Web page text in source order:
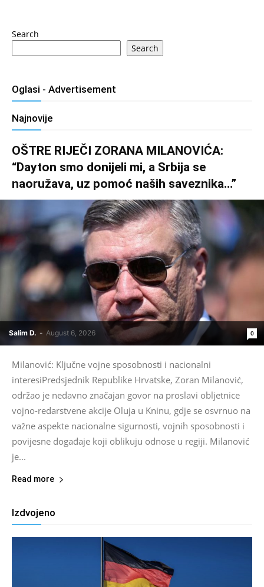
Search
Search
Oglasi - Advertisement
Najnovije
OŠTRE RIJEČI ZORANA MILANOVIĆA:
“Dayton smo donijeli mi, a Srbija se
naoružava, uz pomoć naših saveznika…”
Salim D. - August 6, 2026 0
Milanović: Ključne vojne sposobnosti i nacionalni
interesiPredsjednik Republike Hrvatske, Zoran Milanović,
održao je nedavno značajan govor na proslavi obljetnice
vojno-redarstvene akcije Oluja u Kninu, gdje se osvrnuo na
važne aspekte nacionalne sigurnosti, vojnih sposobnosti i
povijesne događaje koji oblikuju odnose u regiji. Milanović
je...
Read more
Izdvojeno